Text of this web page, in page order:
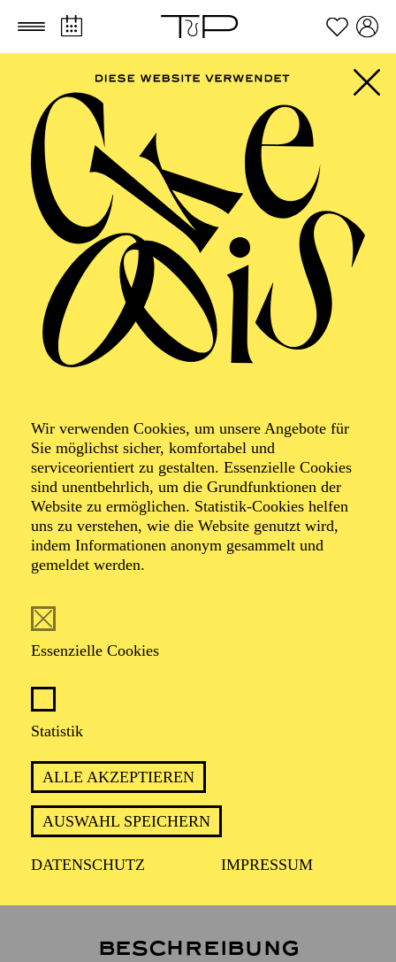
Zum Hauptinhalt springen Zum Footer springen
Wir verwenden Cookies, um unsere Angebote für
Sie möglichst sicher, komfortabel und
serviceorientiert zu gestalten. Essenzielle Cookies
sind unentbehrlich, um die Grundfunktionen der
Website zu ermöglichen. Statistik-Cookies helfen
uns zu verstehen, wie die Website genutzt wird,
indem Informationen anonym gesammelt und
gemeldet werden.
Essenzielle Cookies
Statistik
ALLE AKZEPTIEREN
AUSWAHL SPEICHERN
DATENSCHUTZ IMPRESSUM
AALTO
MUSIKTHEATER,
AALTO BALLETT
ESSEN
Führung für
Menschen mit
einge­schränkter
ca. 1,5 Stunden
Beschreibung